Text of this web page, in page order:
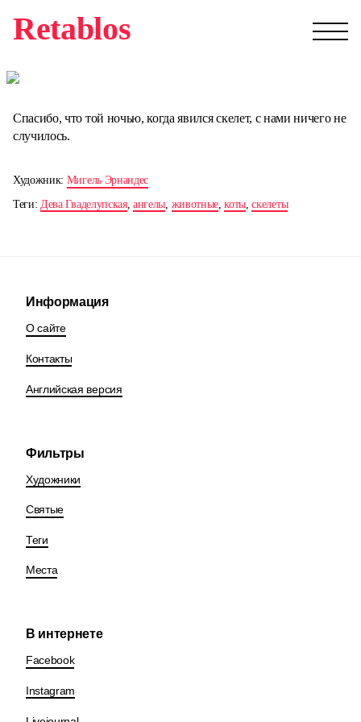
Retablos
Спасибо, что той ночью, когда явился скелет, с нами ничего не
случилось.
Художник: Мигель Эрнандес
Теги: Дева Гваделупская,ангелы животные,коты ,скелеты
Информация
О сайте
Контакты
Английская версия
Фильтры
Художники
Святые
Теги
Места
В интернете
Facebook
Instagram